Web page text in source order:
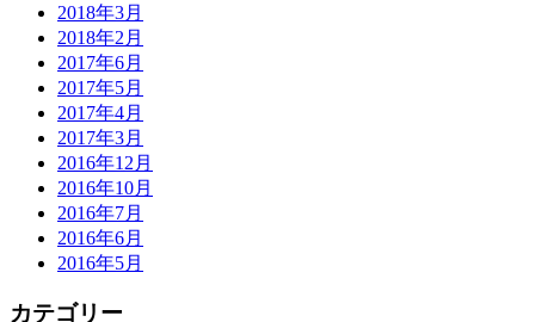
2018年3月
2018年2月
2017年6月
2017年5月
2017年4月
2017年3月
2016年12月
2016年10月
2016年7月
2016年6月
2016年5月
カテゴリー